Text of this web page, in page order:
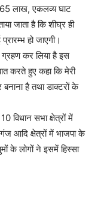
लाख, एकलव्य घाट
जाता है कि शीघ्र ही
हो जाएगी।
कर लिया है इस
करते हुए कहा कि मेरी
है तथा डाक्टरों के
विधान सभा क्षेत्रों में
आदि क्षेत्रों में भाजपा के
के लोगों ने इसमें हिस्सा